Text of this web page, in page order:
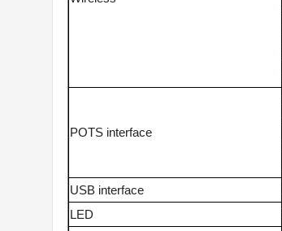
POTS interface
USB interface
LED